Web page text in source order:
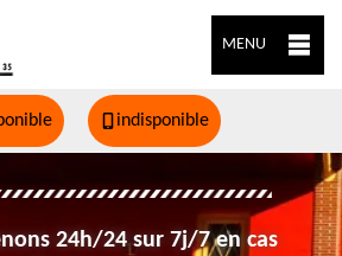
MENU
indisponible
24h/24 sur 7j/7 en cas